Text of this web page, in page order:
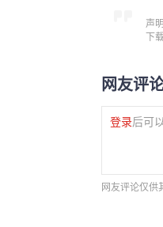
声
下
网友评
登录后可
网友评论仅供